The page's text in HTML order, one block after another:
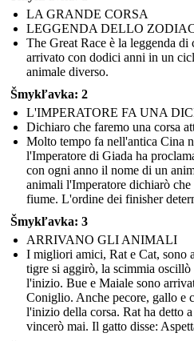
LA GRANDE CORSA
LEGGENDA DELLO
The Great Race è la leggenda
arrivato con dodici anni in un
animale diverso.
Šmykľavka: 2
L'IMPERATORE FA UNA
Dichiaro che faremo una corsa
Molto tempo fa nell'antica Cina
l'Imperatore di Giada ha
con ogni anno il nome di un
animali l'Imperatore dichiarò
fiume. L'ordine dei finisher
Šmykľavka: 3
ARRIVANO GLI ANIMALI
I migliori amici, Rat e Cat, sono
tigre si aggirò, la scimmia oscillò
l'inizio. Bue e Maiale sono
Coniglio. Anche pecore, gallo e
l'inizio della corsa. Rat ha detto
vincerò mai. Il gatto disse: